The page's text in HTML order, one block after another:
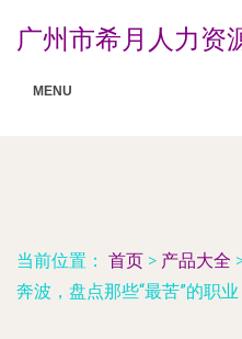
广州市希月人力资
MENU
当前位置： 首页 > 产品大全
奔波，盘点那些“最苦”的职业